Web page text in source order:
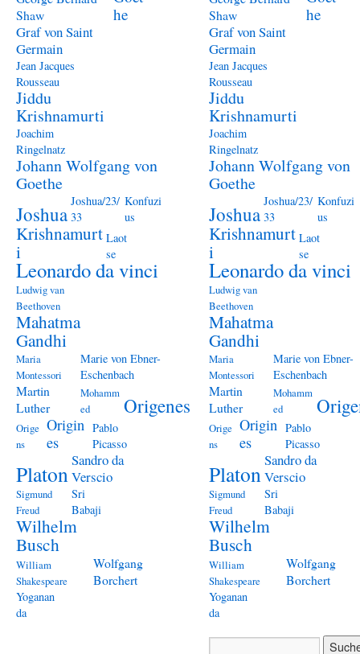
Shaw
he
Graf von Saint
Germain
Jean Jacques
Rousseau
Jiddu
Krishnamurti
Joachim
Ringelnatz
Johann Wolfgang von
Goethe
Joshua
Joshua/23/
33
Konfuzi
us
Krishnamurt
i
Laot
se
Leonardo da vinci
Ludwig van
Beethoven
Mahatma
Gandhi
Maria
Montessori
Marie von Ebner-
Eschenbach
Martin
Luther
Mohamm
ed
Origenes
Orige
ns
Origin
es
Pablo
Picasso
Platon
Sandro da
Verscio
Sigmund
Freud
Sri
Babaji
Wilhelm
Busch
William
Shakespeare
Wolfgang
Borchert
Yoganan
da
Shaw
he
Graf von Saint
Germain
Jean Jacques
Rousseau
Jiddu
Krishnamurti
Joachim
Ringelnatz
Johann Wolfgang von
Goethe
Joshua
Joshua/23/
33
Konfuzi
us
Krishnamurt
i
Laot
se
Leonardo da vinci
Ludwig van
Beethoven
Mahatma
Gandhi
Maria
Montessori
Marie von Ebner-
Eschenbach
Martin
Luther
Mohamm
ed
Orige
ns
Origin
es
Pablo
Picasso
Platon
Sandro da
Verscio
Sigmund
Freud
Sri
Babaji
Wilhelm
Busch
William
Shakespeare
Wolfgang
Borchert
Yoganan
da